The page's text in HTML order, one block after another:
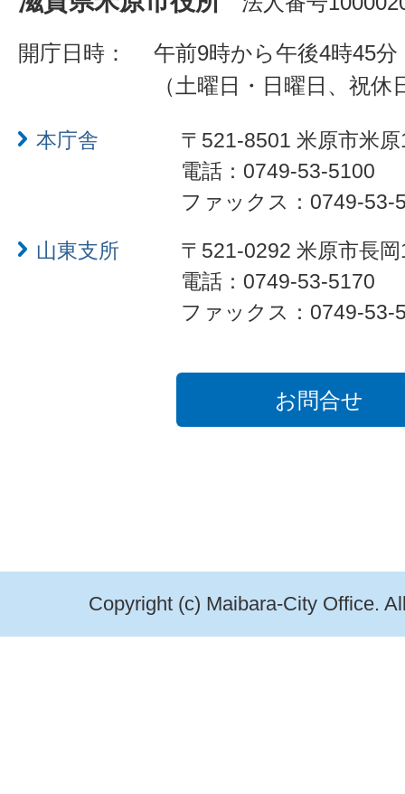
開庁日時：
午前9時から午後4時45分
（土曜日・日曜日、祝
本庁舎
〒521-8501 米原市米
電話：0749-53-5100
ファックス：0749-53-
山東支所
〒521-0292 米原市長
電話：0749-53-5170
ファックス：0749-53-
お問合せ
Copyright (c) Maibara-City Office.